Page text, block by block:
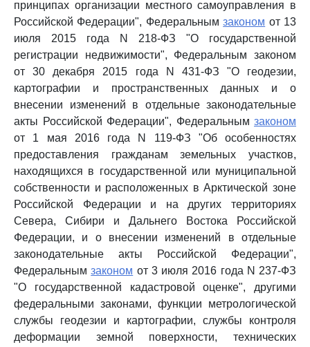
принципах организации местного самоуправления в
Российской Федерации", Федеральнымзаконом от 13
июля 2015 года N 218-ФЗ "О государственной
регистрации недвижимости", Федеральным законом
от 30 декабря 2015 года N 431-ФЗ "О геодезии,
картографии и пространственных данных и о
внесении изменений в отдельные законодательные
акты Российской Федерации", Федеральным законом
от 1 мая 2016 года N 119-ФЗ "Об особенностях
предоставления гражданам земельных участков,
находящихся в государственной или муниципальной
собственности и расположенных в Арктической зоне
Российской Федерации и на других территориях
Севера, Сибири и Дальнего Востока Российской
Федерации, и о внесении изменений в отдельные
законодательные акты Российской Федерации",
Федеральнымзаконом от 3 июля 2016 года N 237-ФЗ
"О государственной кадастровой оценке", другими
федеральными законами, функции метрологической
службы геодезии и картографии, службы контроля
деформации земной поверхности, технических